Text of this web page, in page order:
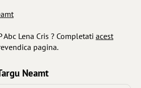
Lena Cris ? Completati acest
pagina.
Neamt